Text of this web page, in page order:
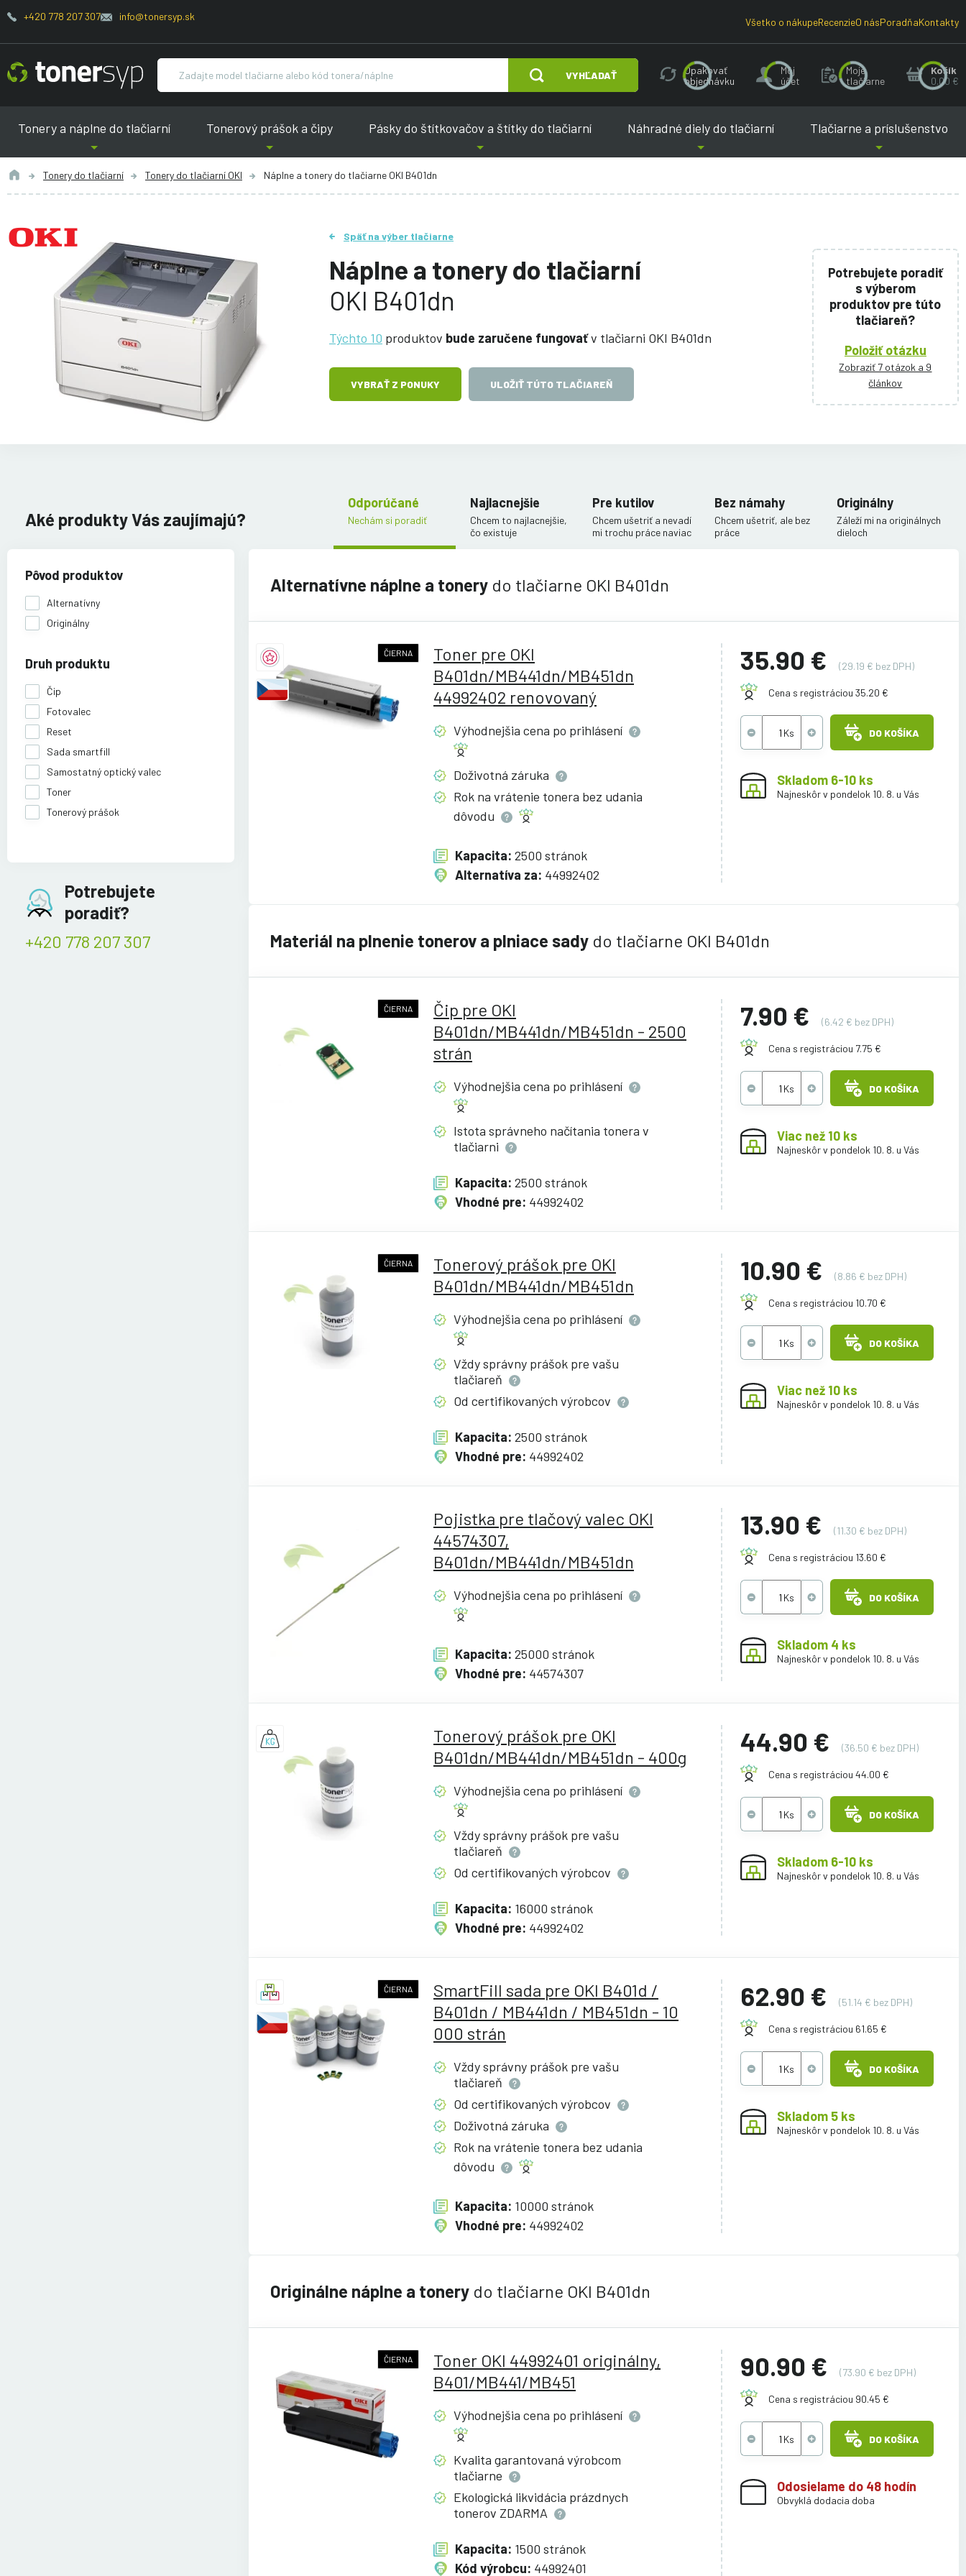
+420 778 207 307 info@tonersyp.sk Všetko o nákupeRecenzieO násPoradňaKontakty
VYHĽADAŤ
Opakovať
objednávku
Môj
účet
Moje
tlačiarne
Košík
0.00 €
Tonery a náplne do tlačiarní Tonerový prášok a čipy Pásky do štítkovačov a štítky do tlačiarní Náhradné diely do tlačiarní Tlačiarne a príslušenstvo
Tonery do tlačiarní Tonery do tlačiarní OKI Náplne a tonery do tlačiarne OKI B401dn
Späť na výber tlačiarne
Náplne a tonery do tlačiarní
OKI B401dn
Týchto 10 produktov bude zaručene fungovaťv tlačiarni OKI B401dn
VYBRAŤ Z PONUKY ULOŽIŤ TÚTO TLAČIAREŇ
Potrebujete poradiť
s výberom
produktov pre túto
tlačiareň?
Položiť otázku
Zobraziť 7 otázok a 9
článkov
Aké produkty Vás zaujímajú?
Pôvod produktov
Alternatívny
Originálny
Druh produktu
Čip
Fotovalec
Reset
Sada smartfill
Samostatný optický valec
Toner
Tonerový prášok
Potrebujete
poradiť?
+420 778 207 307
Odporúčané
Nechám si poradiť
Najlacnejšie
Chcem to najlacnejšie,
čo existuje
Pre kutilov
Chcem ušetriť a nevadí
mi trochu práce naviac
Bez námahy
Chcem ušetriť, ale bez
práce
Originálny
Záleží mi na originálnych
dieloch
Alternatívne náplne a tonery do tlačiarne OKI B401dn
ČIERNA
Toner pre OKI
B401dn/MB441dn/MB451dn
44992402 renovovaný
Výhodnejšia cena po prihlásení
Doživotná záruka
Rok na vrátenie tonera bez udania
dôvodu
Kapacita: 2500 stránok
Alternatíva za: 44992402
35.90 € (29.19 € bez DPH)
Cena s registráciou 35.20 €
DO KOŠÍKA
Skladom 6-10 ks
Najneskôr v pondelok 10. 8. u Vás
Materiál na plnenie tonerov a plniace sady do tlačiarne OKI B401dn
ČIERNA
Čip pre OKI
B401dn/MB441dn/MB451dn - 2500
strán
Výhodnejšia cena po prihlásení
Istota správneho načítania tonera v
tlačiarni
Kapacita: 2500 stránok
Vhodné pre: 44992402
7.90 € (6.42 € bez DPH)
Cena s registráciou 7.75 €
DO KOŠÍKA
Viac než 10 ks
Najneskôr v pondelok 10. 8. u Vás
ČIERNA
Tonerový prášok pre OKI
B401dn/MB441dn/MB451dn
Výhodnejšia cena po prihlásení
Vždy správny prášok pre vašu
tlačiareň
Od certifikovaných výrobcov
Kapacita: 2500 stránok
Vhodné pre: 44992402
10.90 € (8.86 € bez DPH)
Cena s registráciou 10.70 €
DO KOŠÍKA
Viac než 10 ks
Najneskôr v pondelok 10. 8. u Vás
Pojistka pre tlačový valec OKI
44574307,
B401dn/MB441dn/MB451dn
Výhodnejšia cena po prihlásení
Kapacita: 25000 stránok
Vhodné pre: 44574307
13.90 € (11.30 € bez DPH)
Cena s registráciou 13.60 €
DO KOŠÍKA
Skladom 4 ks
Najneskôr v pondelok 10. 8. u Vás
Tonerový prášok pre OKI
B401dn/MB441dn/MB451dn - 400g
Výhodnejšia cena po prihlásení
Vždy správny prášok pre vašu
tlačiareň
Od certifikovaných výrobcov
Kapacita: 16000 stránok
Vhodné pre: 44992402
44.90 € (36.50 € bez DPH)
Cena s registráciou 44.00 €
DO KOŠÍKA
Skladom 6-10 ks
Najneskôr v pondelok 10. 8. u Vás
ČIERNA
SmartFill sada pre OKI B401d /
B401dn / MB441dn / MB451dn - 10
000 strán
Vždy správny prášok pre vašu
tlačiareň
Od certifikovaných výrobcov
Doživotná záruka
Rok na vrátenie tonera bez udania
dôvodu
Kapacita: 10000 stránok
Vhodné pre: 44992402
62.90 € (51.14 € bez DPH)
Cena s registráciou 61.65 €
DO KOŠÍKA
Skladom 5 ks
Najneskôr v pondelok 10. 8. u Vás
Originálne náplne a tonery do tlačiarne OKI B401dn
ČIERNA
Toner OKI 44992401 originálny,
B401/MB441/MB451
Výhodnejšia cena po prihlásení
Kvalita garantovaná výrobcom
tlačiarne
Ekologická likvidácia prázdnych
tonerov ZDARMA
Kapacita: 1500 stránok
Kód výrobcu: 44992401
90.90 € (73.90 € bez DPH)
Cena s registráciou 90.45 €
DO KOŠÍKA
Odosielame do 48 hodín
Obvyklá dodacia doba